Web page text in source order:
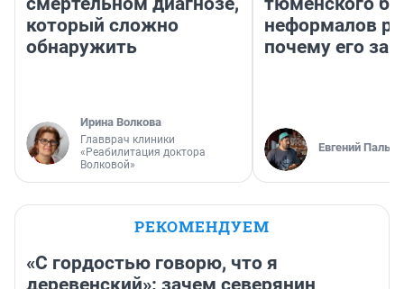
который сложно
обнаружить
Ирина Волкова
Главврач клиники
«Реабилитация доктора
Волковой»
неформалов
почему его
Евгений
РЕКОМЕНДУЕМ
«С гордостью говорю, что я
деревенский»: зачем северянин